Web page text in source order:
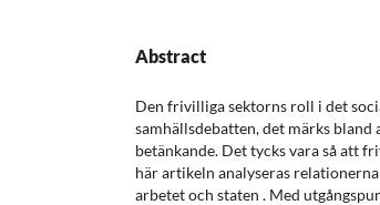
Abstract
Den frivilliga sektorns roll i det
samhällsdebatten, det märks
betänkande. Det tycks vara så att
här artikeln analyseras
arbetet och staten . Med